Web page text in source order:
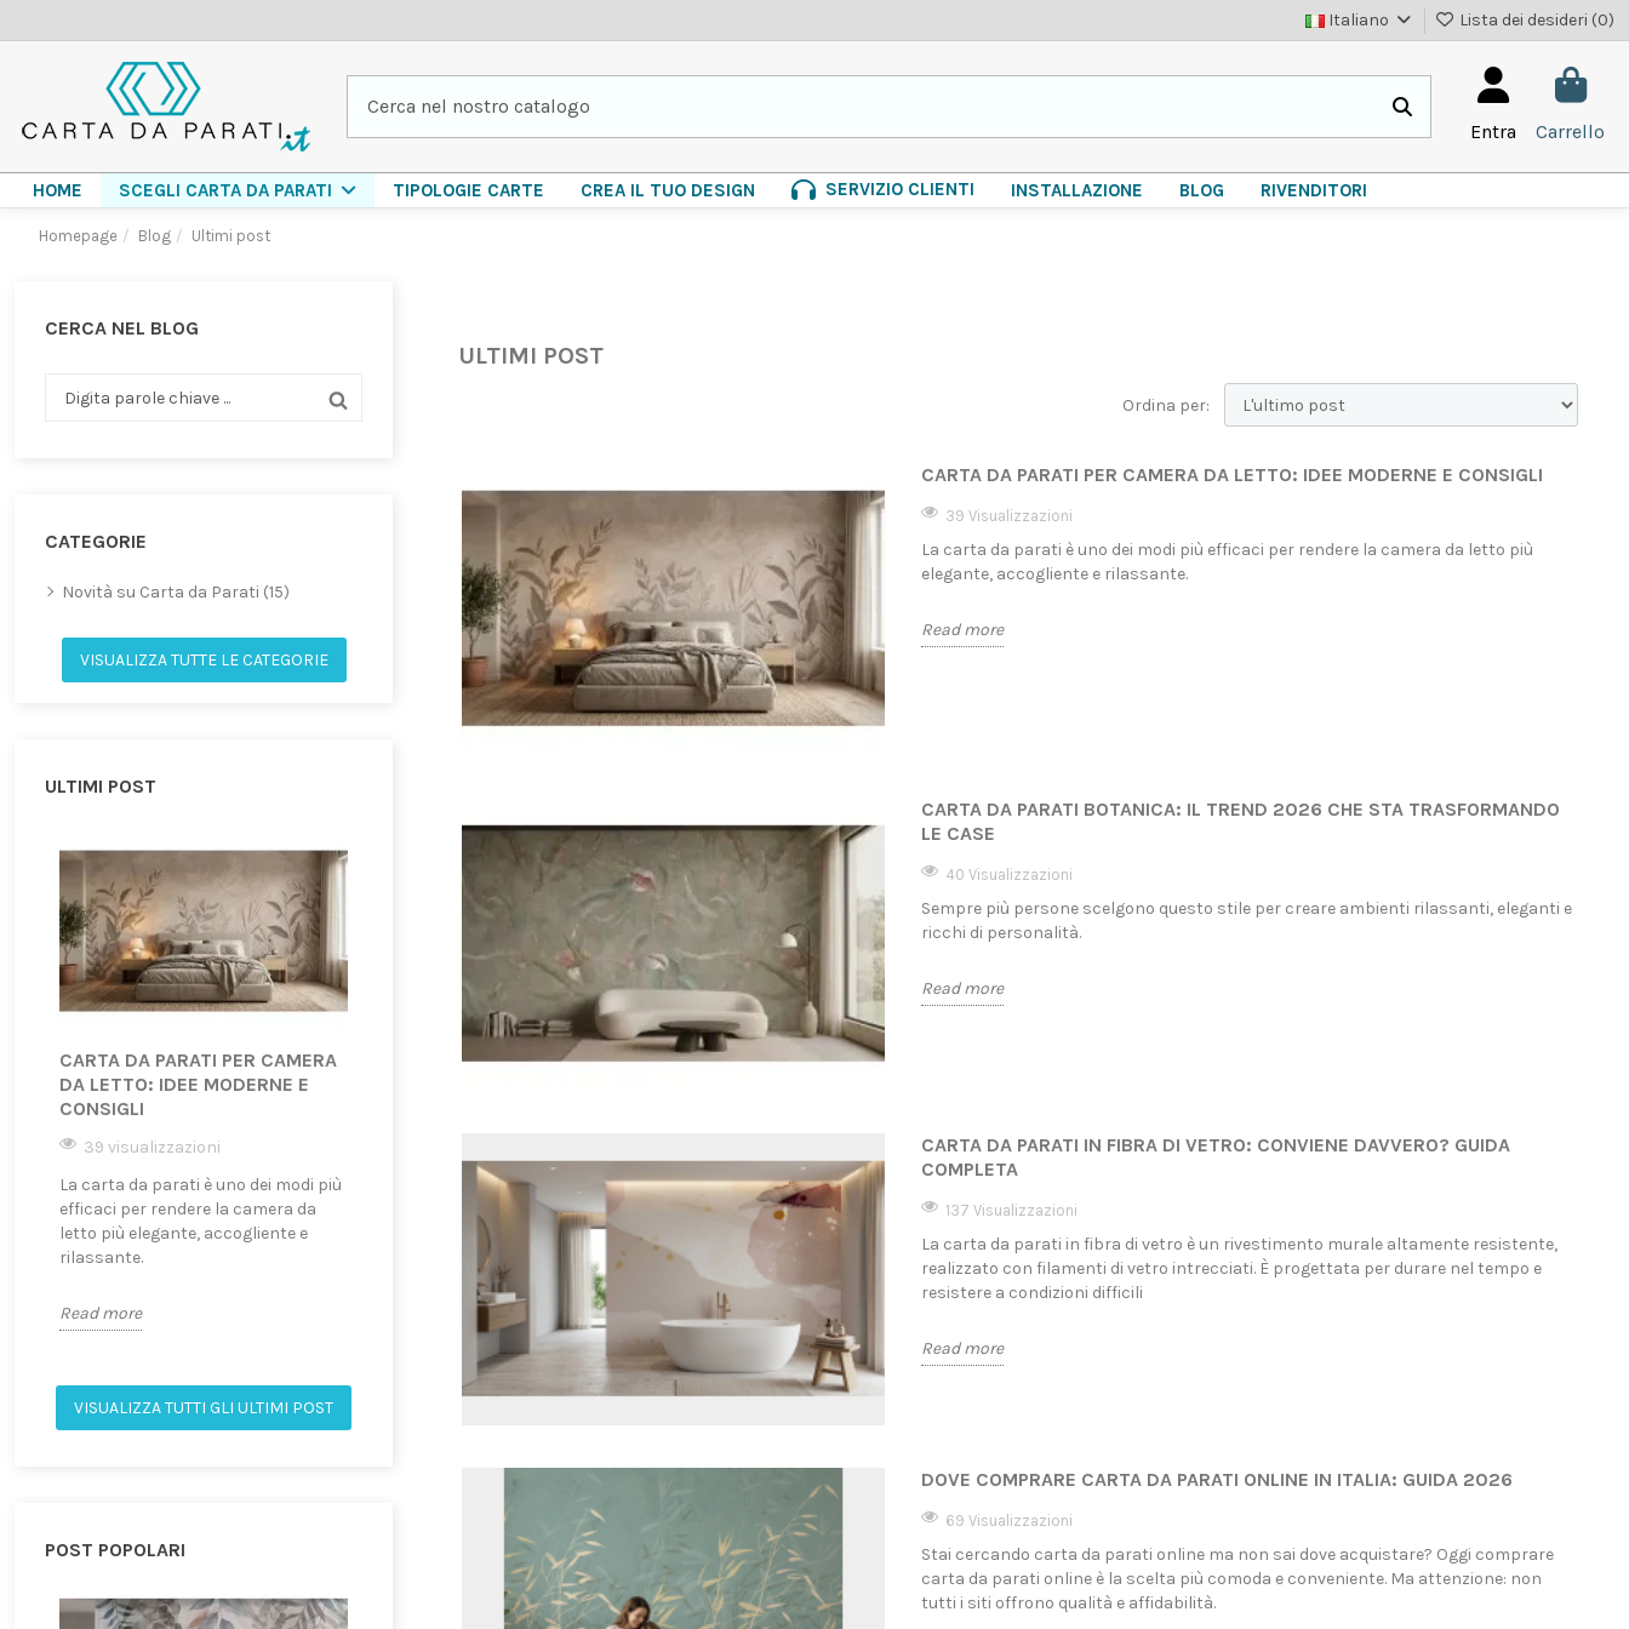
Italiano Lista dei desideri (0)
Entra Carrello
HOME SCEGLI CARTA DA PARATI TIPOLOGIE CARTE CREA IL TUO DESIGN SERVIZIO CLIENTI INSTALLAZIONE BLOG RIVENDITORI
Homepage Blog Ultimi post
CERCA NEL BLOG
CATEGORIE
Novità su Carta da Parati (15)
VISUALIZZA TUTTE LE CATEGORIE
ULTIMI POST
CARTA DA PARATI PER CAMERA
DA LETTO: IDEE MODERNE E
CONSIGLI
39 visualizzazioni
La carta da parati è uno dei modi più
efficaci per rendere la camera da
letto più elegante, accogliente e
rilassante.
Read more
CARTA DA PARATI BOTANICA: IL
Sempre più persone scelgono
questo stile per creare ambienti
rilassanti, eleganti e ricchi di
CARTA DA PARATI IN FIBRA DI
La carta da parati in fibra di vetro è
un rivestimento murale altamente
resistente, realizzato con filamenti
di vetro...
Read more
69 visualizzazioni
ma non sai dove acquistare? Oggi
comprare carta da parati online è la
scelta più...
93 visualizzazioni
per trasformare gli ambienti
VISUALIZZA TUTTI GLI ULTIMI POST
POST POPOLARI
ULTIMI POST
Ordina per:
CARTA DA PARATI PER CAMERA DA LETTO: IDEE MODERNE E CONSIGLI
39 Visualizzazioni
La carta da parati è uno dei modi più efficaci per rendere la camera da letto più
elegante, accogliente e rilassante.
Read more
CARTA DA PARATI BOTANICA: IL TREND 2026 CHE STA TRASFORMANDO
LE CASE
40 Visualizzazioni
Sempre più persone scelgono questo stile per creare ambienti rilassanti, eleganti e
ricchi di personalità.
Read more
CARTA DA PARATI IN FIBRA DI VETRO: CONVIENE DAVVERO? GUIDA
COMPLETA
137 Visualizzazioni
La carta da parati in fibra di vetro è un rivestimento murale altamente resistente,
realizzato con filamenti di vetro intrecciati. È progettata per durare nel tempo e
resistere a condizioni difficili
Read more
DOVE COMPRARE CARTA DA PARATI ONLINE IN ITALIA: GUIDA 2026
69 Visualizzazioni
Stai cercando carta da parati online ma non sai dove acquistare? Oggi comprare
carta da parati online è la scelta più comoda e conveniente. Ma attenzione: non
tutti i siti offrono qualità e affidabilità.